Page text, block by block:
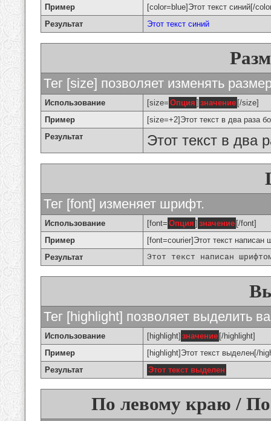
Пример
[color=blue]Этот текст синий[/
Результат
Этот текст синий
Тег [size] позволяет изменять
Использование [size= Опция ] значение [/size]
Пример
[size=+2]Этот текст в два раза
Результат
Этот текст в два
Тег [font] изменяет шрифт.
Использование [font= Опция ] значение [/font]
Пример
[font=courier]Этот текст
Результат
Этот текст написан
Тег [highlight] позволяет выделить
Использование [highlight] значение [/highlight]
Пример
[highlight]Этот текст выделен[/
Результат
Этот текст выделен
По левому краю /